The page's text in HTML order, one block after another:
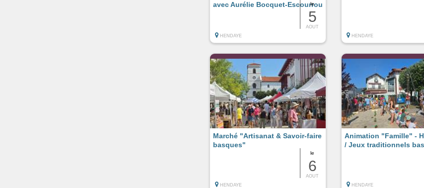
le
5
AOUT
avec Aurélie Bocquet-Escourrou
HENDAYE HENDAYE
le
6
AOUT
Marché "Artisanat & Savoir-faire
basques"
HENDAYE
Animation "Famille" -
/ Jeux traditionnels
HENDAYE